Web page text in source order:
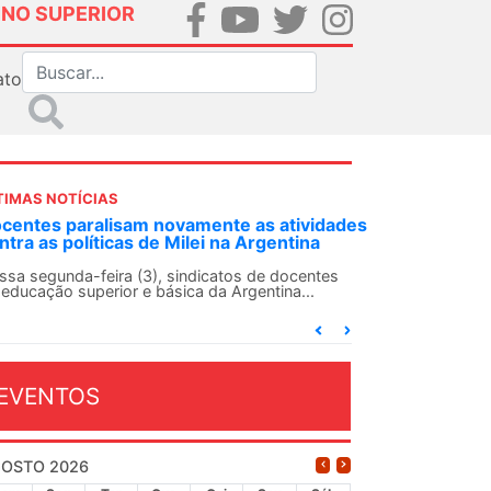
SUPERIOR
NOTÍCIAS
SN convoca docentes para Dia de
Internacionalista com Cuba em
de agosto
SN conclama suas seções sindicais e o